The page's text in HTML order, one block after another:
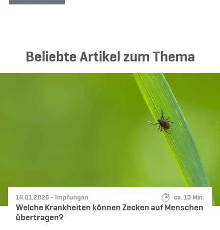
Beliebte Artikel zum Thema
Datum:
14.01.2026 - Kategorie:
Impfungen Lesedauer:
ca. 13 Min.
Welche Krankheiten können Zecken auf Menschen
übertragen?